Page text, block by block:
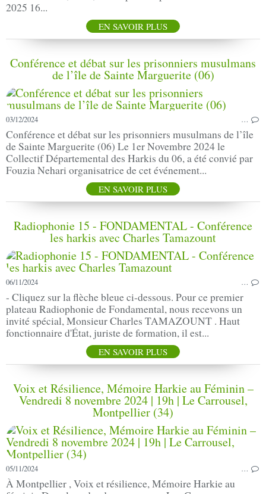
2025 16...
EN SAVOIR PLUS
Conférence et débat sur les prisonniers musulmans
de l’île de Sainte Marguerite (06)
03/12/2024 …
Conférence et débat sur les prisonniers musulmans de l’île
de Sainte Marguerite (06) Le 1er Novembre 2024 le
Collectif Départemental des Harkis du 06, a été convié par
Fouzia Nehari organisatrice de cet événement...
EN SAVOIR PLUS
Radiophonie 15 - FONDAMENTAL - Conférence
les harkis avec Charles Tamazount
06/11/2024 …
- Cliquez sur la flèche bleue ci-dessous. Pour ce premier
plateau Radiophonie de Fondamental, nous recevons un
invité spécial, Monsieur Charles TAMAZOUNT . Haut
fonctionnaire d'État, juriste de formation, il est...
EN SAVOIR PLUS
Voix et Résilience, Mémoire Harkie au Féminin –
Vendredi 8 novembre 2024 | 19h | Le Carrousel,
Montpellier (34)
05/11/2024 …
À Montpellier , Voix et résilience, Mémoire Harkie au